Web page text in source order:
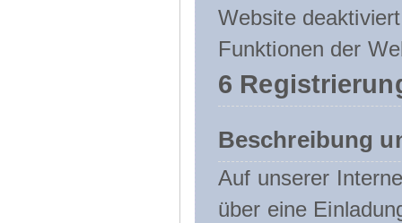
Website
Funktionen der
6
Beschreibung
Auf unserer
über eine